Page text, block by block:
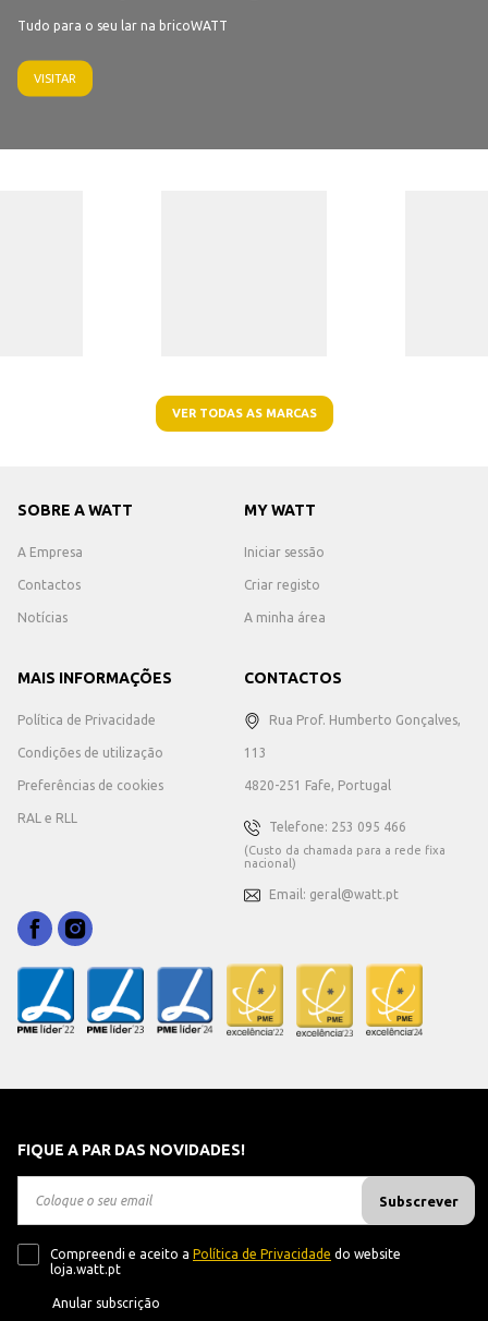
Tudo para o seu lar na bricoWATT
VISITAR
VER TODAS AS MARCAS
SOBRE A WATT
A Empresa
Contactos
Notícias
MY WATT
Iniciar sessão
Criar registo
A minha área
MAIS INFORMAÇÕES
Política de Privacidade
Condições de utilização
Preferências de cookies
RAL e RLL
CONTACTOS
Rua Prof. Humberto Gonçalves,
113
4820-251 Fafe, Portugal
Telefone: 253 095 466
(Custo da chamada para a rede fixa
nacional)
Email: geral@watt.pt
FIQUE A PAR DAS NOVIDADES!
Subscrever
Compreendi e aceito a Política de Privacidade do website
loja.watt.pt
Anular subscrição